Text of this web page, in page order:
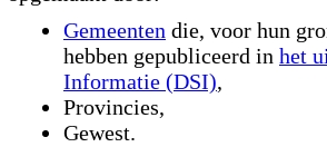
Gemeenten die, voor hun
hebben gepubliceerd in het
Informatie (DSI),
Provincies,
Gewest.